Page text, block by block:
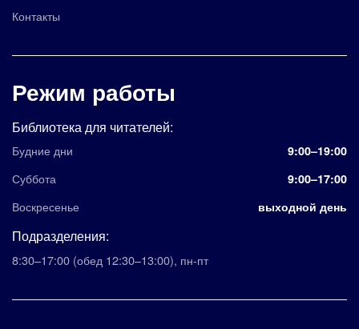
Контакты
Режим работы
Библиотека для читателей:
Будние дни 9:00–19:00
Суббота 9:00–17:00
Воскресенье выходной день
Подразделения:
8:30–17:00 (обед 12:30–13:00), пн-пт